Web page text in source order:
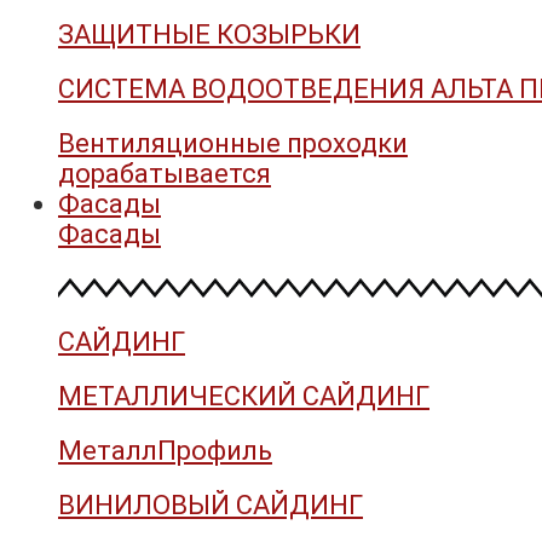
ЗАЩИТНЫЕ КОЗЫРЬКИ
СИСТЕМА ВОДООТВЕДЕНИЯ АЛЬТА
Вентиляционные проходки
дорабатывается
Фасады
Фасады
САЙДИНГ
МЕТАЛЛИЧЕСКИЙ САЙДИНГ
МеталлПрофиль
ВИНИЛОВЫЙ САЙДИНГ